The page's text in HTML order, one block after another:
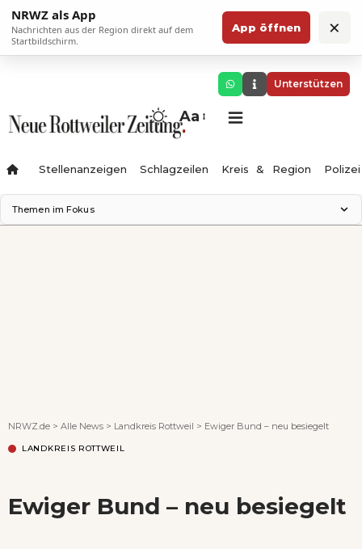
NRWZ als App
Nachrichten aus der Region direkt auf dem
Startbildschirm.
App öffnen ×
Unterstützen
Aa
Stellenanzeigen Schlagzeilen Kreis & Region Polizei
Themen im Fokus
NRWZ.de > Alle News > Landkreis Rottweil > Ewiger Bund – neu besiegelt
LANDKREIS ROTTWEIL
Ewiger Bund – neu besiegelt